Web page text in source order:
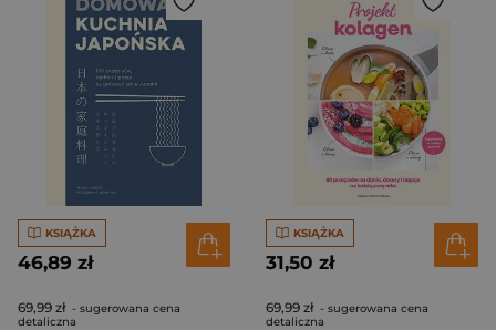
KSIĄŻKA
46,89 zł
69,99 zł - sugerowana cena
detaliczna
KSIĄŻKA
31,50 zł
69,99 zł - sugerowana cena
detaliczna